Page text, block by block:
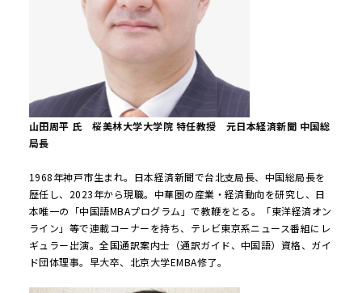
山田周平 氏 桜美林大学大学院 特任教授 元日本経済新聞 中国総
局長
1968年神戸市生まれ。日本経済新聞で台北支局長、中国総局長を
歴任し、2023年から現職。中華圏の産業・経済動向を研究し、日
本唯一の「中国語MBAプログラム」で教鞭をとる。「東洋経済オン
ライン」等で連載コーナーを持ち、テレビ東京系ニュース番組にレ
ギュラー出演。全国通訳案内士（通訳ガイド、中国語）資格、ガイ
ド団体理事。早大卒、北京大学EMBA修了。